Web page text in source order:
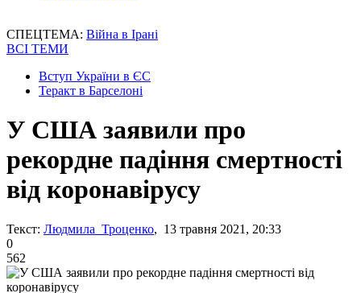
СПЕЦТЕМА: Війна в Ірані
ВСІ ТЕМИ
Вступ України в ЄС
Теракт в Барселоні
У США заявили про
рекордне падіння смертності
від коронавірусу
Текст: Людмила Троценко, 13 травня 2021, 20:33
0
562